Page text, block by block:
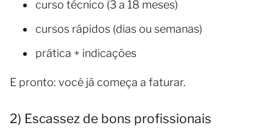
curso técnico (3 a 18 meses)
cursos rápidos (dias ou semanas)
prática + indicações
E pronto: você já começa a faturar.
2) Escassez de bons profissionais